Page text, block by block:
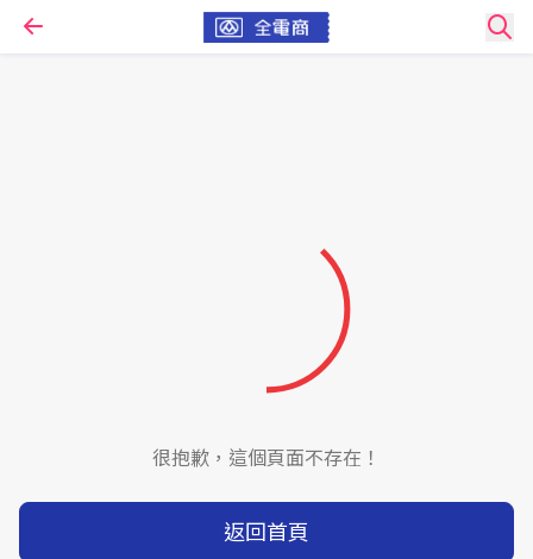
很抱歉，這個頁面不存在！
返回首頁